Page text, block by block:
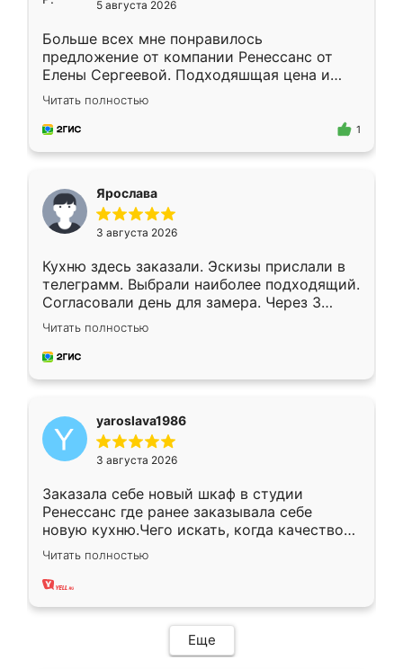
5 августа 2026
Больше всех мне понравилось
предложение от компании Ренессанс от
Елены Сергеевой. Подходяшщая цена и
короткие сроки изготовления. Приехавший
для замера сотрудник Владислав
предложил по моему эскизу самый
Читать полностью
1
Ярослава
3 августа 2026
Кухню здесь заказали. Эскизы прислали в
телеграмм. Выбрали наиболее подходящий.
Согласовали день для замера. Через 3
недели кухня была уже готова. Остались
довольны работой. Спасибо Ренессанс
мебель за качественную работу!
Читать полностью
yaroslava1986
3 августа 2026
Заказала себе новый шкаф в студии
Ренессанс где ранее заказывала себе
новую кухню.Чего искать, когда качеством
вполне довольна. Служит кухня уже почти
два года, нареканий нет.
Читать полностью
Еще